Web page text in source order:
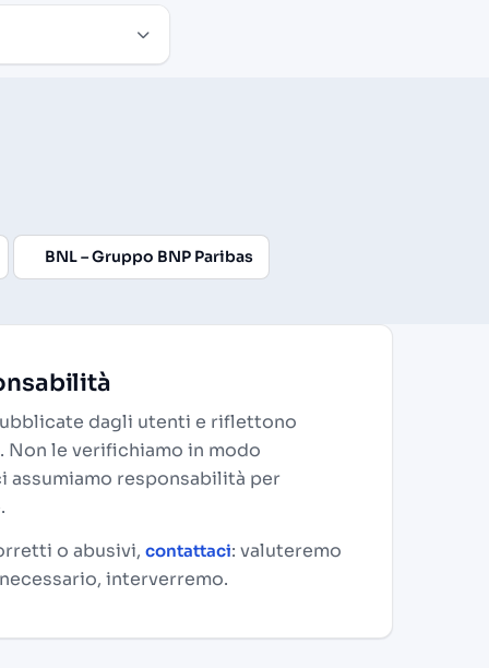
BNL – Gruppo BNP Paribas
dagli utenti e riflettono
Non le verifichiamo in modo
assumiamo responsabilità per
o abusivi, contattaci: valuteremo
interverremo.